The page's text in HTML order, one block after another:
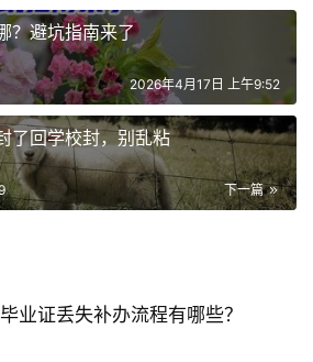
？避坑指南来了
2026年4月17日 上午9:52
了回学校封，别乱粘
下一篇
毕业证丢失补办流程有哪些？